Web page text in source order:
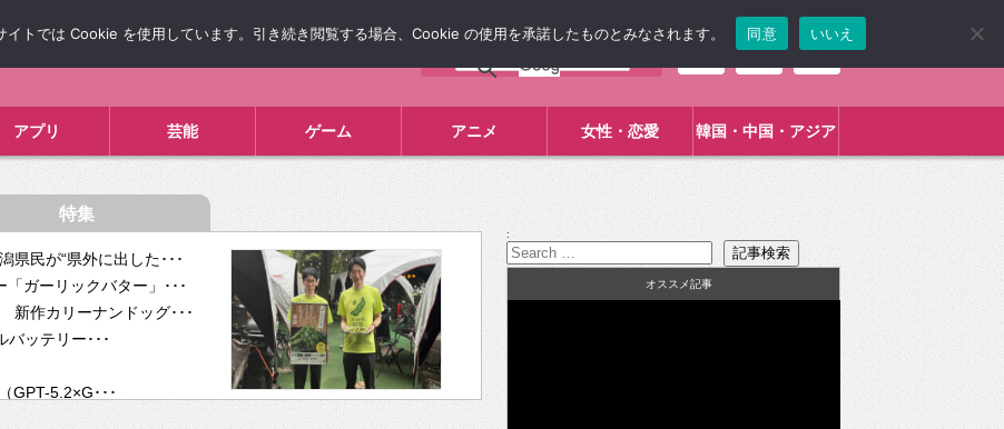
アプリ 芸能 ゲーム アニメ 女性・恋愛 韓国・中国・アジア
特集
県民が“県外に出した･･･
ガーリックバター」･･･
新作カリーナンドッグ･･･
ッテリー･･･
GPT-5.2×G･･･
･･･
:
オススメ記事
トでは Cookie を使用しています。引き続き閲覧する場合、Cookie の使用を承諾したものとみなされます。 同意 いいえ